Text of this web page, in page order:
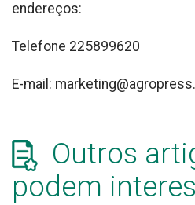
endereços:
Telefone 225899620
E-mail:
Outros
podem